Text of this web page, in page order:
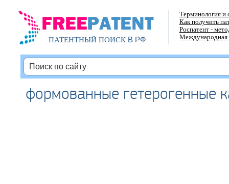
ПАТЕНТНЫЙ ПОИСКВ РФ
Терминология и
Как получить
Роспатент -
Международная
формованные гетерогенные